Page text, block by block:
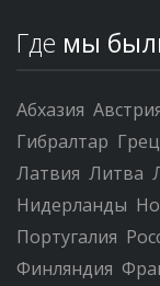
Где мы
Абхазия
Гибралтар
Латвия Литва
Нидерланды
Португалия
Финляндия